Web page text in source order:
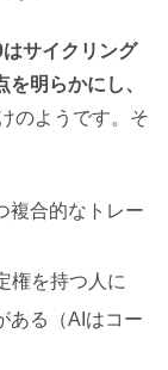
サイクリング
明らかにし、
のようです。そ
複合的なトレー
権を持つ人に
ある（AIはコー